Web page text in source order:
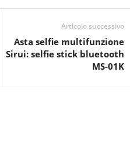
Articolo successivo
Asta selfie multifunzione
Sirui: selfie stick bluetooth
MS-01K